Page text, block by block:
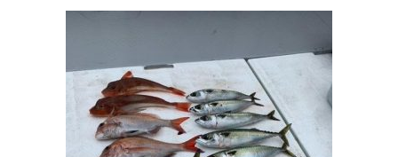
c
b
e